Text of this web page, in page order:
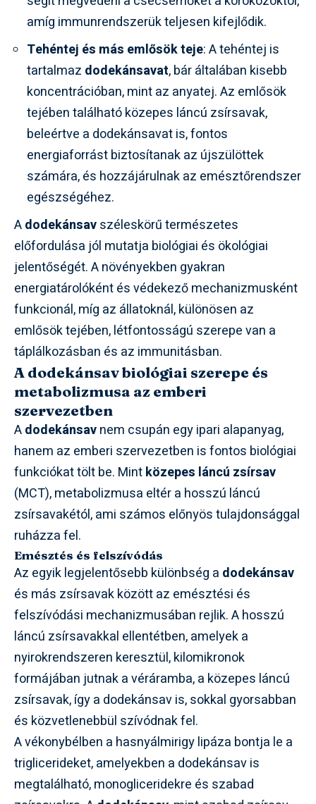
amíg immunrendszerük teljesen kifejlődik.
Tehéntej és más emlősök teje: A tehéntej is
tartalmaz dodekánsavat, bár általában kisebb
koncentrációban, mint az anyatej. Az emlősök
tejében található közepes láncú zsírsavak,
beleértve a dodekánsavat is, fontos
energiaforrást biztosítanak az újszülöttek
számára, és hozzájárulnak az emésztőrendszer
egészségéhez.
Adodekánsavszéleskörű természetes
előfordulása jól mutatja biológiai és ökológiai
jelentőségét. A növényekben gyakran
energiatárolóként és védekező mechanizmusként
funkcionál, míg az állatoknál, különösen az
emlősök tejében, létfontosságú szerepe van a
táplálkozásban és az immunitásban.
A dodekánsav biológiai szerepe és
metabolizmusa az emberi
szervezetben
Adodekánsavnem csupán egy ipari alapanyag,
hanem az emberi szervezetben is fontos biológiai
funkciókat tölt be. Mintközepes láncú zsírsav
(MCT), metabolizmusa eltér a hosszú láncú
zsírsavakétól, ami számos előnyös tulajdonsággal
ruházza fel.
Emésztés és felszívódás
Az egyik legjelentősebb különbség a dodekánsav
és más zsírsavak között az emésztési és
felszívódási mechanizmusában rejlik. A hosszú
láncú zsírsavakkal ellentétben, amelyek a
nyirokrendszeren keresztül, kilomikronok
formájában jutnak a véráramba, a közepes láncú
zsírsavak, így a dodekánsav is, sokkal gyorsabban
és közvetlenebbül szívódnak fel.
A vékonybélben a hasnyálmirigy lipáza bontja le a
triglicerideket, amelyekben a dodekánsav is
megtalálható, monogliceridekre és szabad